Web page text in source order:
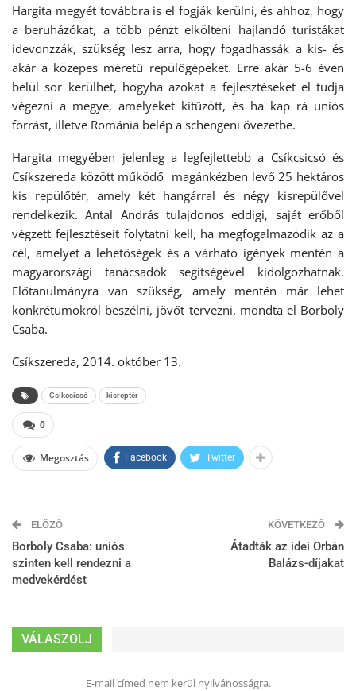
Hargita megyét továbbra is el fogják kerülni, és ahhoz, hogy
a beruházókat, a több pénzt elkölteni hajlandó turistákat
idevonzzák, szükség lesz arra, hogy fogadhassák a kis- és
akár a közepes méretű repülőgépeket. Erre akár 5-6 éven
belül sor kerülhet, hogyha azokat a fejlesztéseket el tudja
végezni a megye, amelyeket kitűzött, és ha kap rá uniós
forrást, illetve Románia belép a schengeni övezetbe.
Hargita megyében jelenleg a legfejlettebb a Csíkcsicsó és
Csíkszereda között működő magánkézben levő 25 hektáros
kis repülőtér, amely két hangárral és négy kisrepülővel
rendelkezik. Antal András tulajdonos eddigi, saját erőből
végzett fejlesztéseit folytatni kell, ha megfogalmazódik az a
cél, amelyet a lehetőségek és a várható igények mentén a
magyarországi tanácsadók segítségével kidolgozhatnak.
Előtanulmányra van szükség, amely mentén már lehet
konkrétumokról beszélni, jövőt tervezni, mondta el Borboly
Csaba.
Csíkszereda, 2014. október 13.
Csíkcsicsó kisreptér
0
Megosztás Facebook Twitter
ELŐZŐ
Borboly Csaba: uniós
szinten kell rendezni a
medvekérdést
KÖVETKEZŐ
Átadták az idei Orbán
Balázs-díjakat
VÁLASZOLJ
E-mail címed nem kerül nyilvánosságra.